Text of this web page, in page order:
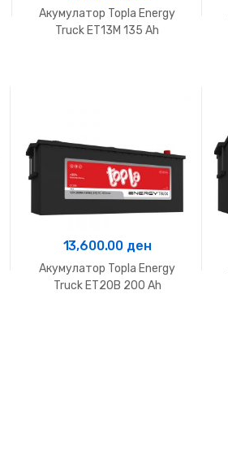
Акумулатор Topla Energy
Truck ET13M 135 Ah
13,600.00 ден
Акумулатор Topla Energy
Truck ET20B 200 Ah